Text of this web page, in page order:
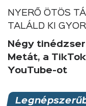
NYERŐ ÖTÖS
TALÁLD KI
Négy
Metát, a
YouTube-ot